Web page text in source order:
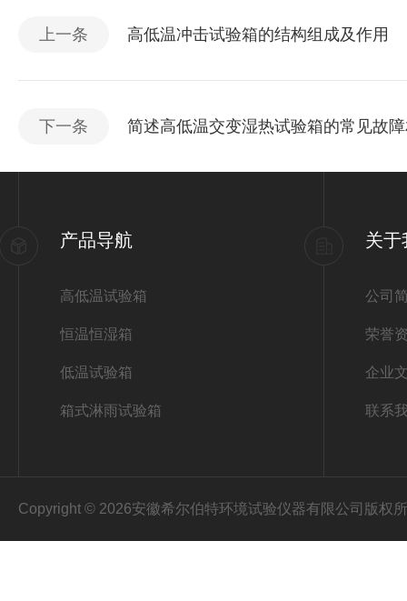
上一条 高低温冲击试验箱的结构组成及作用
下一条 简述高低温交变湿热试验箱的常见故
产品导航
高低温试验箱
恒温恒湿箱
低温试验箱
箱式淋雨试验箱
关于
公司
荣誉
企业
联系
Copyright © 2026安徽希尔伯特环境试验仪器有限公司版